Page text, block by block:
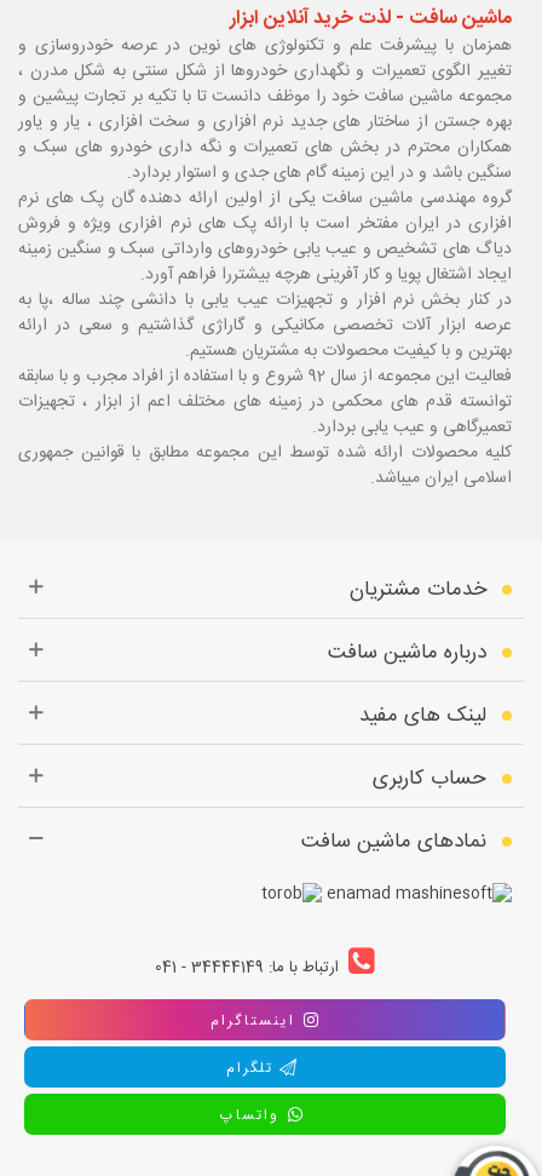
ماشین سافت - لذت خرید آنلاین ابزار
همزمان با پیشرفت علم و تکنولوژی های نوین در عرصه خودروسازی و
تغییر الگوی تعمیرات و نگهداری خودروها از شکل سنتی به شکل مدرن ،
مجموعه ماشین سافت خود را موظف دانست تا با تکیه بر تجارت پیشین و
بهره جستن از ساختار های جدید نرم افزاری و سخت افزاری ، یار و یاور
همکاران محترم در بخش های تعمیرات و نگه داری خودرو های سبک و
سنگین باشد و در این زمینه گام های جدی و استوار بردارد.
گروه مهندسی ماشین سافت یکی از اولین ارائه دهنده گان پک های نرم
افزاری در ایران مفتخر است با ارائه پک های نرم افزاری ویژه و فروش
دیاگ های تشخیص و عیب یابی خودروهای وارداتی سبک و سنگین زمینه
ایجاد اشتغال پویا و کار آفرینی هرچه بیشتررا فراهم آورد.
در کنار بخش نرم افزار و تجهیزات عیب یابی با دانشی چند ساله ،پا به
عرصه ابزار آلات تخصصی مکانیکی و گاراژی گذاشتیم و سعی در ارائه
بهترین و با کیفیت محصولات به مشتریان هستیم.
فعالیت این مجموعه از سال 92 شروع و با استفاده از افراد مجرب و با سابقه
توانسته قدم های محکمی در زمینه های مختلف اعم از ابزار ، تجهیزات
تعمیرگاهی و عیب یابی بردارد.
کلیه محصولات ارائه شده توسط این مجموعه مطابق با قوانین جمهوری
اسلامی ایران میباشد.
خدمات مشتریان
درباره ماشین سافت
لینک های مفید
حساب کاربری
نمادهای ماشین سافت
ارتباط با ما: 34444149 - 041
اینستاگرام
تلگرام
واتساپ